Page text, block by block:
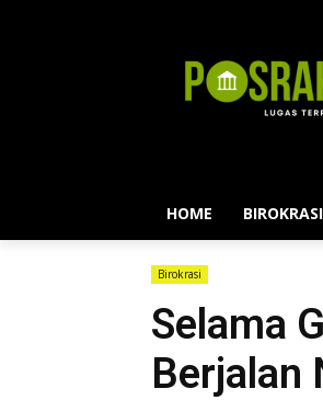
HOME BIROKRASI
Birokrasi
Selama
Berjalan